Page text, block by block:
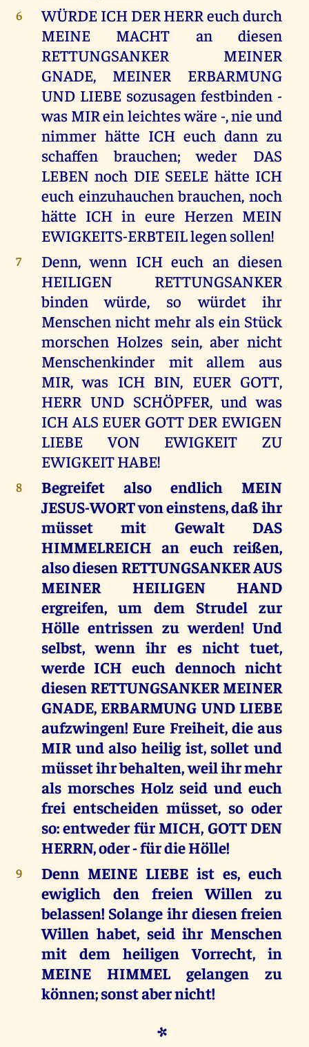
6
WÜRDE ICH DER HERR euch durch
MEINE MACHT an diesen
RETTUNGSANKER MEINER
GNADE, MEINER ERBARMUNG
UND LIEBE sozusagen festbinden -
was MIR ein leichtes wäre -, nie und
nimmer hätte ICH euch dann zu
schaffen brauchen; weder DAS
LEBEN noch DIE SEELE hätte ICH
euch einzuhauchen brauchen, noch
hätte ICH in eure Herzen MEIN
EWIGKEITS-ERBTEIL legen sollen!
7
Denn, wenn ICH euch an diesen
HEILIGEN RETTUNGSANKER
binden würde, so würdet ihr
Menschen nicht mehr als ein Stück
morschen Holzes sein, aber nicht
Menschenkinder mit allem aus
MIR, was ICH BIN, EUER GOTT,
HERR UND SCHÖPFER, und was
ICH ALS EUER GOTT DER EWIGEN
LIEBE VON EWIGKEIT ZU
EWIGKEIT HABE!
8
Begreifet also endlich MEIN
JESUS-WORT von einstens, daß ihr
müsset mit Gewalt DAS
HIMMELREICH an euch reißen,
also diesen RETTUNGSANKER AUS
MEINER HEILIGEN HAND
ergreifen, um dem Strudel zur
Hölle entrissen zu werden! Und
selbst, wenn ihr es nicht tuet,
werde ICH euch dennoch nicht
diesen RETTUNGSANKER MEINER
GNADE, ERBARMUNG UND LIEBE
aufzwingen! Eure Freiheit, die aus
MIR und also heilig ist, sollet und
müsset ihr behalten, weil ihr mehr
als morsches Holz seid und euch
frei entscheiden müsset, so oder
so: entweder für MICH, GOTT DEN
HERRN, oder - für die Hölle!
9
Denn MEINE LIEBE ist es, euch
ewiglich den freien Willen zu
belassen! Solange ihr diesen freien
Willen habet, seid ihr Menschen
mit dem heiligen Vorrecht, in
MEINE HIMMEL gelangen zu
können; sonst aber nicht!
*